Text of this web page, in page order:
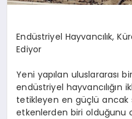
Endüstriyel Hayvancılık,
Ediyor
Yeni yapılan uluslararası
endüstriyel hayvancılığın
tetikleyen en güçlü ancak
etkenlerden biri olduğunu